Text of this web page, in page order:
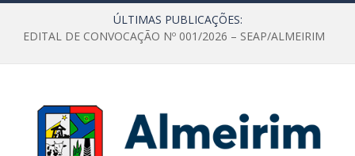
ÚLTIMAS PUBLICAÇÕES:
EDITAL DE CONVOCAÇÃO Nº 001/2026 – SEAP/ALMEIRIM